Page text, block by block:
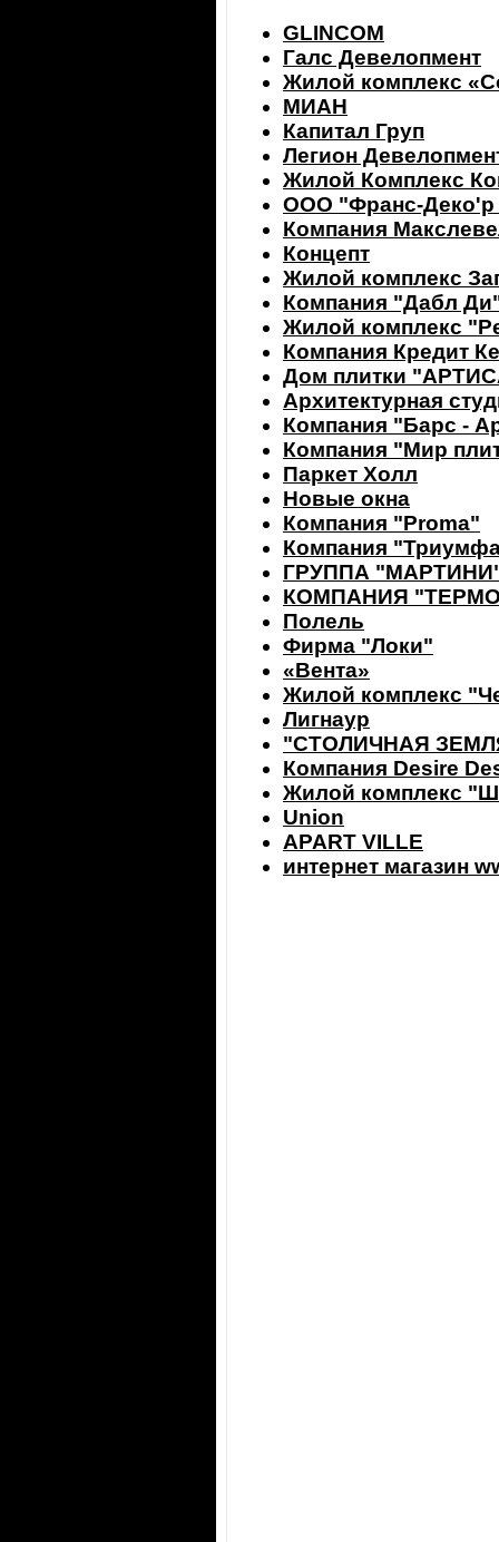
GLINCOM
Галс Девелопмент
Жилой комплекс
МИАН
Капитал Груп
Легион
Жилой Комплекс
ООО "Франс-Деко'р
Компания
Концепт
Жилой комплекс
Компания "Дабл
Жилой комплекс
Компания Кредит
Дом плитки
Архитектурная
Компания "Барс -
Компания "Мир
Паркет Холл
Новые окна
Компания "Proma"
Компания
ГРУППА "МАРТИНИ"
КОМПАНИЯ
Полель
Фирма "Лoки"
«Вента»
Жилой комплекс
Лигнаур
"СТОЛИЧНАЯ
Компания Desire
Жилой комплекс
Union
APART VILLE
интернет магазин